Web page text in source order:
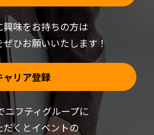
興味をお持ちの方は
ひお願いいたします！
ャリア登録
ニフティグループに
くとイベントの